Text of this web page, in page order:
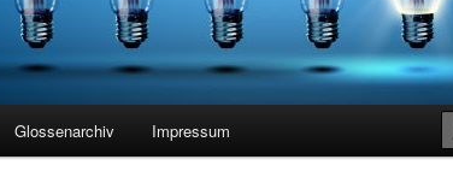
Glossenarchiv Impressum